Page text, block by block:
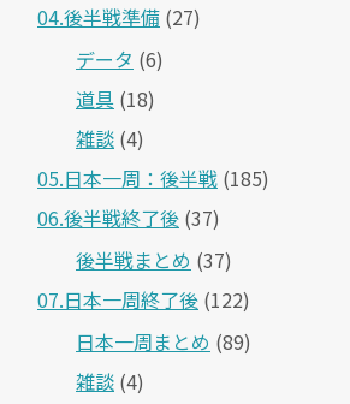
04.後半戦準備 (27)
データ (6)
道具 (18)
雑談 (4)
05.日本一周：後半戦 (185)
06.後半戦終了後 (37)
後半戦まとめ (37)
07.日本一周終了後 (122)
日本一周まとめ (89)
雑談 (4)